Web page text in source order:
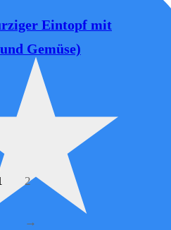
Eintopf mit
Gemüse)
2
→